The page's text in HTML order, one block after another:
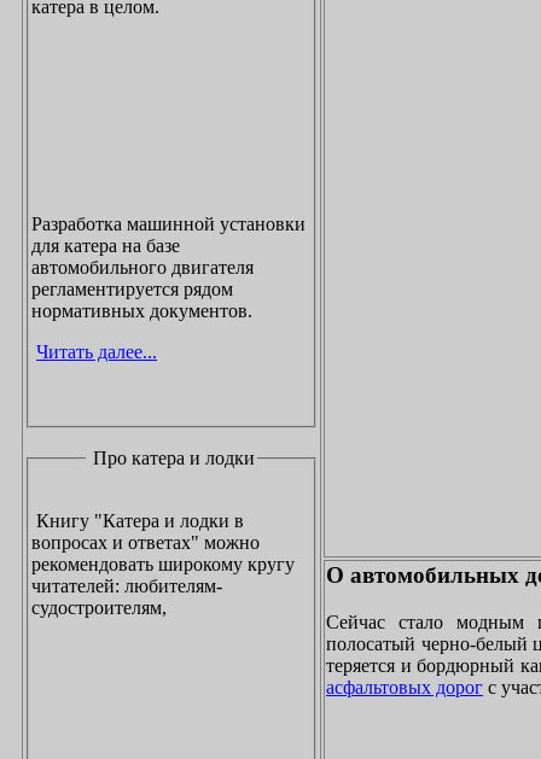
катера в целом.
Разработка машинной установки
для катера на базе
автомобильного двигателя
регламентируется рядом
нормативных документов.
Читать далее...
Про катера и лодки
Книгу "Катера и лодки в
вопросах и ответах" можно
рекомендовать широкому кругу
читателей: любителям-
судостроителям,
О автомобильных
Сейчас стало модным
полосатый черно-белый
теряется и бордюрный
асфальтовых дорог с